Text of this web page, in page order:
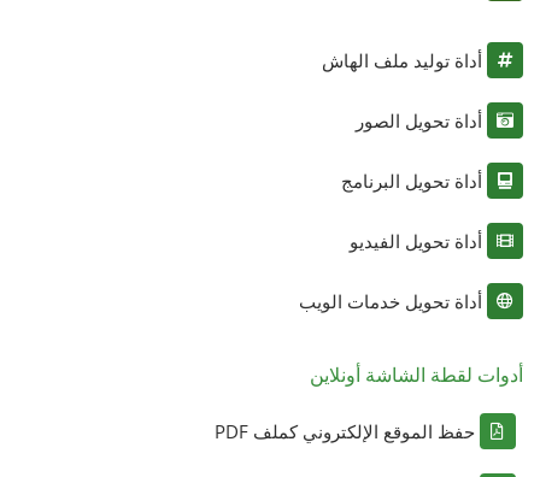
أداة توليد ملف الهاش
أداة تحويل الصور
أداة تحويل البرنامج
أداة تحويل الفيديو
أداة تحويل خدمات الويب
أدوات لقطة الشاشة أونلاين
حفظ الموقع الإلكتروني كملف PDF